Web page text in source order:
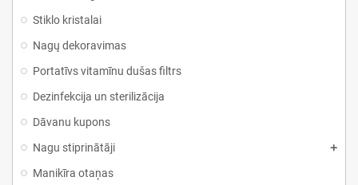
Stiklo kristalai
Nagų dekoravimas
Portatīvs vitamīnu dušas filtrs
Dezinfekcija un sterilizācija
Dāvanu kupons
Nagu stiprinātāji
Manikīra otaņas